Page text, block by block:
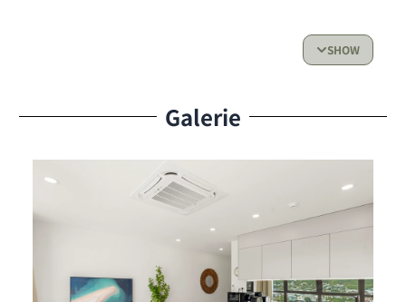
Nespresso — tout ce dont vous avez besoin pour
préparer et savourer vos repas.
Espace de vie et accès extérieur :
Espace de vie soigneusement conçu, alliant
sophistication moderne et confort douillet.
Ascenseur et parking privé gratuit inclus pour votre
confort et tranquillité d’esprit.
Avantages pour les résidents
SHOW
Galerie